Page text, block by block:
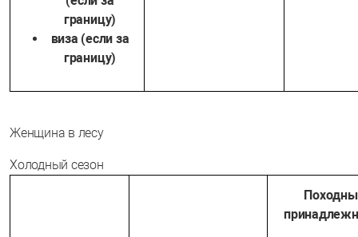
границу)
виза (если за
границу)
Женщина в лесу
Холодный сезон